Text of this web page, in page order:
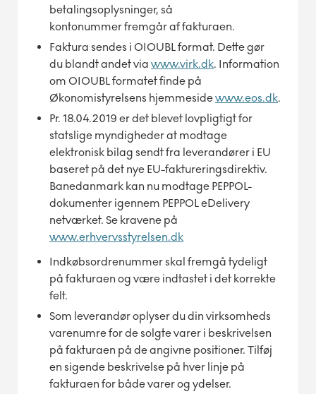
betalingsoplysninger, så
kontonummer fremgår af fakturaen.
Faktura sendes i OIOUBL format. Dette gør
du blandt andet via www.virk.dk. Information
om OIOUBL formatet finde på
Økonomistyrelsens hjemmesidewww.eos.dk.
Pr. 18.04.2019 er det blevet lovpligtigt for
statslige myndigheder at modtage
elektronisk bilag sendt fra leverandører i EU
baseret på det nye EU-faktureringsdirektiv.
Banedanmark kan nu modtage PEPPOL-
dokumenter igennem PEPPOL eDelivery
netværket. Se kravene på
www.erhvervsstyrelsen.dk
Indkøbsordrenummer skal fremgå tydeligt
på fakturaen og være indtastet i det korrekte
felt.
Som leverandør oplyser du din virksomheds
varenumre for de solgte varer i beskrivelsen
på fakturaen på de angivne positioner. Tilføj
en sigende beskrivelse på hver linje på
fakturaen for både varer og ydelser.